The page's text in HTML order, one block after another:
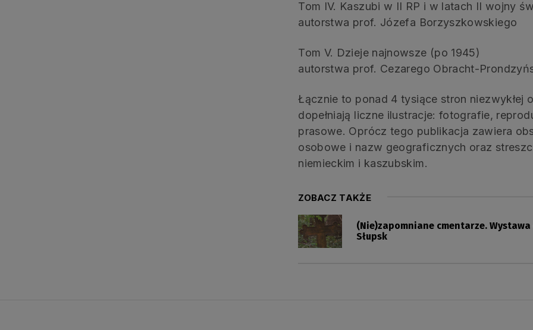
Tom IV. Kaszubi w II RP i w latach II wojny
autorstwa prof. Józefa Borzyszkowskiego
Tom V. Dzieje najnowsze (po 1945)
autorstwa prof. Cezarego Obracht-
Łącznie to ponad 4 tysiące stron niezwykłej
dopełniają liczne ilustracje: fotografie,
prasowe. Oprócz tego publikacja zawiera
osobowe i nazw geograficznych oraz
niemieckim i kaszubskim.
ZOBACZ TAKŻE
(Nie)zapomniane cmentarze.
Słupsk